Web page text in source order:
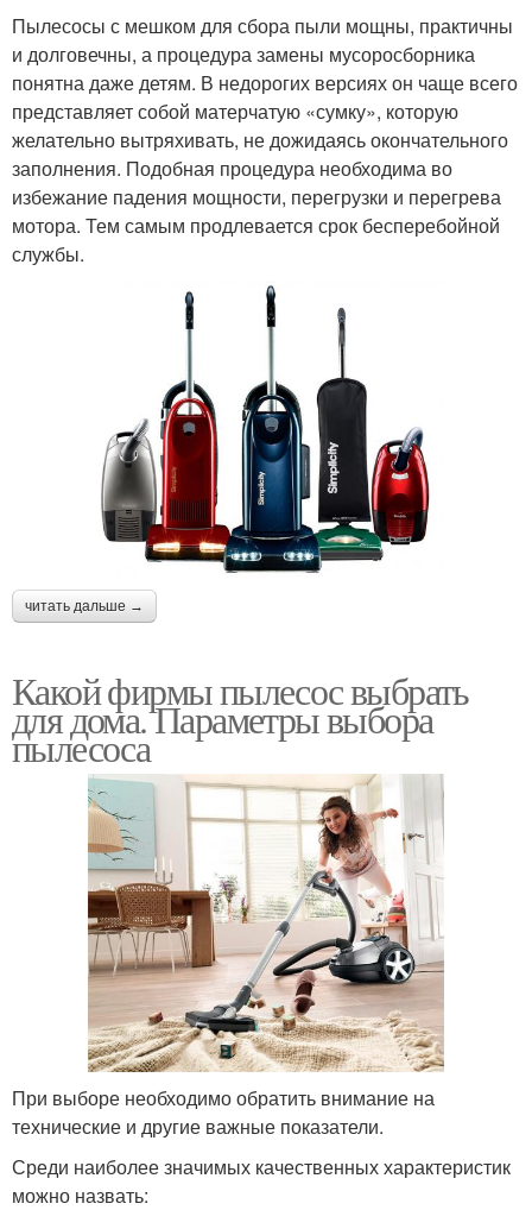
Пылесосы с мешком для сбора пыли мощны, практичны
и долговечны, а процедура замены мусоросборника
понятна даже детям. В недорогих версиях он чаще всего
представляет собой матерчатую «сумку», которую
желательно вытряхивать, не дожидаясь окончательного
заполнения. Подобная процедура необходима во
избежание падения мощности, перегрузки и перегрева
мотора. Тем самым продлевается срок бесперебойной
службы.
читать дальше →
Какой фирмы пылесос выбрать
для дома. Параметры выбора
пылесоса
При выборе необходимо обратить внимание на
технические и другие важные показатели.
Среди наиболее значимых качественных характеристик
можно назвать: